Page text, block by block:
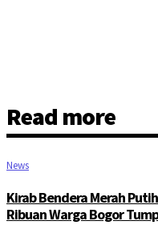
Read more
News
Kirab Bendera Merah
Ribuan Warga Bogor